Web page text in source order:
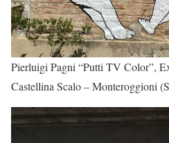
Pierluigi Pagni “Putti TV Color”,
Castellina Scalo – Monteroggioni